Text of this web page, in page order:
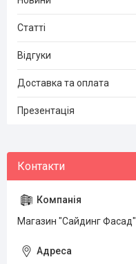
Статті
Відгуки
Доставка та оплата
Презентація
Магазин "Сайдинг Фасад"